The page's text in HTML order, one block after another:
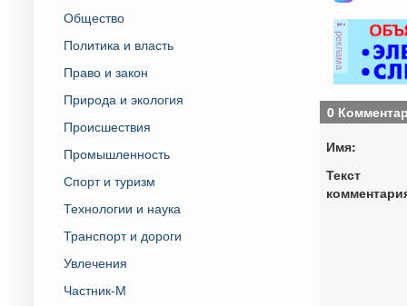
Общество
Политика и власть
Право и закон
Природа и экология
Происшествия
Промышленность
Спорт и туризм
Технологии и наука
Транспорт и дороги
Увлечения
Частник-М
реклама
0
Имя:
Текст